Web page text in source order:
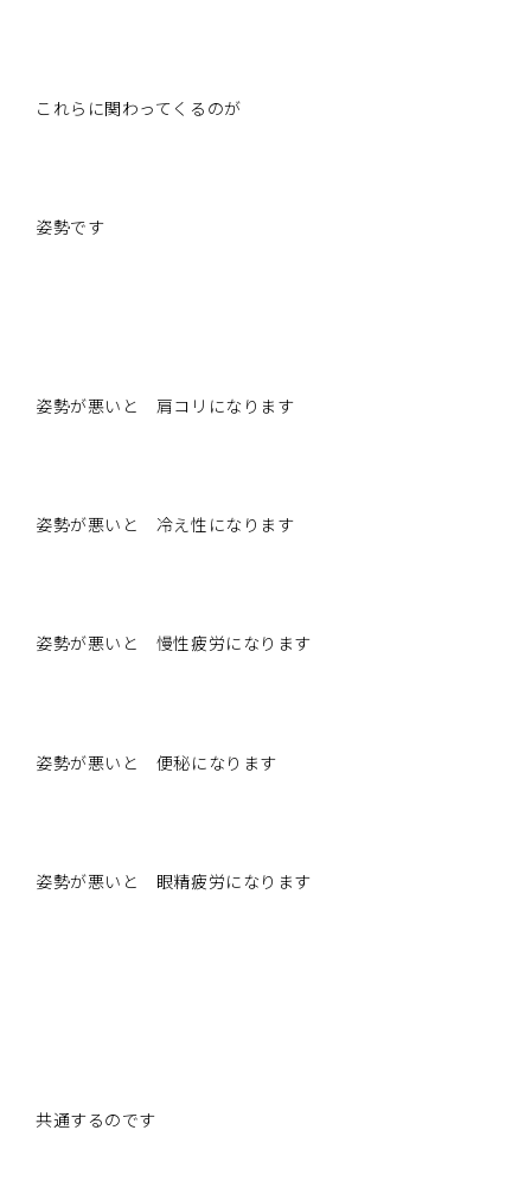
これらに関わってくるのが
姿勢です
姿勢が悪いと 肩コリになります
姿勢が悪いと 冷え性になります
姿勢が悪いと 慢性疲労になります
姿勢が悪いと 便秘になります
姿勢が悪いと 眼精疲労になります
共通するのです